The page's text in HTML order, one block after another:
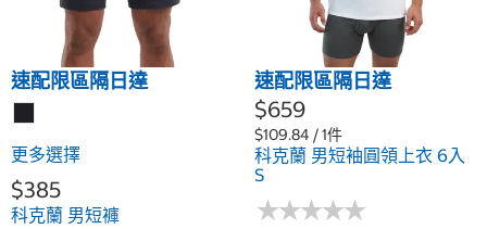
速配限區隔日達
更多選擇
$385
科克蘭 男短褲
速配限區隔日達
$659
$109.84 / 1件
科克蘭 男短袖圓領上衣 6入
S
★★★★★
★★★★★